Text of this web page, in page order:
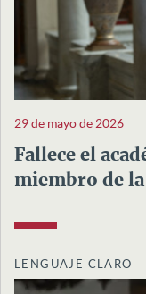
29 de mayo de 2026
Fallece el
miembro de la
LENGUAJE CLARO